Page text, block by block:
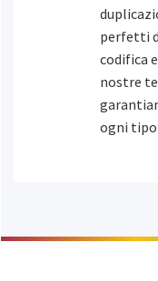
perfetti
codifica
nostre
ogni tipo